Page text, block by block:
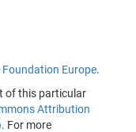
Foundation Europe.
of this particular
Attribution
. For more